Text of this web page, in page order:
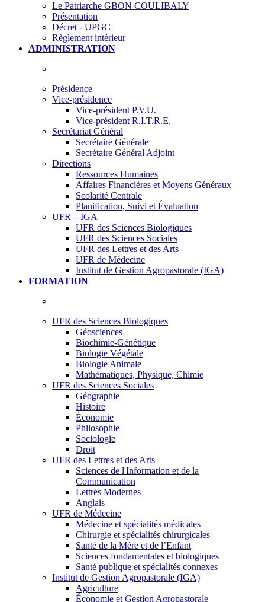
Le Patriarche GBON COULIBALY
Présentation
Décret - UPGC
Règlement intérieur
ADMINISTRATION
Présidence
Vice-présidence
Vice-président P.V.U.
Vice-président R.I.T.R.E.
Secrétariat Général
Secrétaire Générale
Secrétaire Général Adjoint
Directions
Ressources Humaines
Affaires Financières et Moyens Généraux
Scolarité Centrale
Planification, Suivi et Évaluation
UFR – IGA
UFR des Sciences Biologiques
UFR des Sciences Sociales
UFR des Lettres et des Arts
UFR de Médecine
Institut de Gestion Agropastorale (IGA)
FORMATION
UFR des Sciences Biologiques
Géosciences
Biochimie-Génétique
Biologie Végétale
Biologie Animale
Mathématiques, Physique, Chimie
UFR des Sciences Sociales
Géographie
Histoire
Économie
Philosophie
Sociologie
Droit
UFR des Lettres et des Arts
Sciences de l'Information et de la
Communication
Lettres Modernes
Anglais
UFR de Médecine
Médecine et spécialités médicales
Chirurgie et spécialités chirurgicales
Santé de la Mère et de l’Enfant
Sciences fondamentales et biologiques
Santé publique et spécialités connexes
Institut de Gestion Agropastorale (IGA)
Agriculture
Économie et Gestion Agropastorale